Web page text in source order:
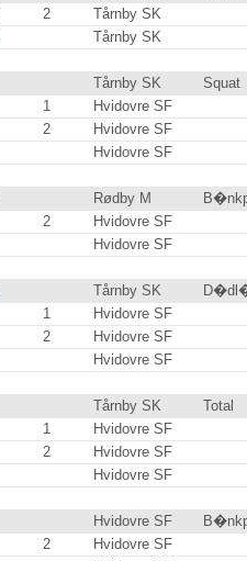
2
Tårnby SK
Tårnby SK
Tårnby SK
Squat
1
Hvidovre SF
2
Hvidovre SF
Hvidovre SF
Rødby M
2
Hvidovre SF
Hvidovre SF
Tårnby SK
1
Hvidovre SF
2
Hvidovre SF
Hvidovre SF
Tårnby SK
Total
1
Hvidovre SF
2
Hvidovre SF
Hvidovre SF
Hvidovre SF
2
Hvidovre SF